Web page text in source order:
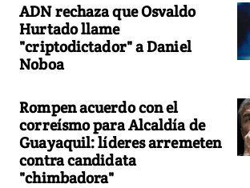
ADN rechaza que Osvaldo
Hurtado llame
"criptodictador" a Daniel
Noboa
Rompen acuerdo con el
correísmo para Alcaldía de
Guayaquil: líderes arremeten
contra candidata
"chimbadora"